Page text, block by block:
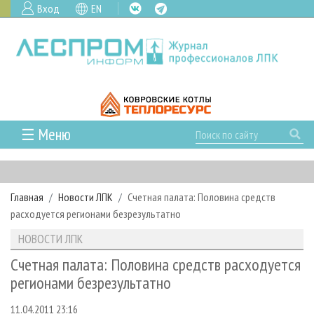
Вход EN
☰ Меню
ГЛАВНАЯ
РУБРИКИ И ТЕМЫ
РУБРИКИ ЖУРНАЛА
ЛЕСОЗАГОТОВКА
ЛЕСОПИЛЕНИЕ
НОВОСТИ
НОВОСТИ ЛПК
НОВОСТИ ЖУРНАЛА
ПРОЕКТЫ ЛПИ
АНАЛИТИКА
ПРЕДПРИЯТИЯ ЛПК
АРХИВ ЖУРНАЛОВ
О ЖУРНАЛЕ
ПОДПИСКА
РЕКЛАМОДАТЕЛЯМ
Главная Новости ЛПК
Счетная палата: Половина средств
расходуется регионами безрезультатно
НОВОСТИ ЛПК
Счетная палата: Половина средств расходуется
регионами безрезультатно
11.04.2011 23:16